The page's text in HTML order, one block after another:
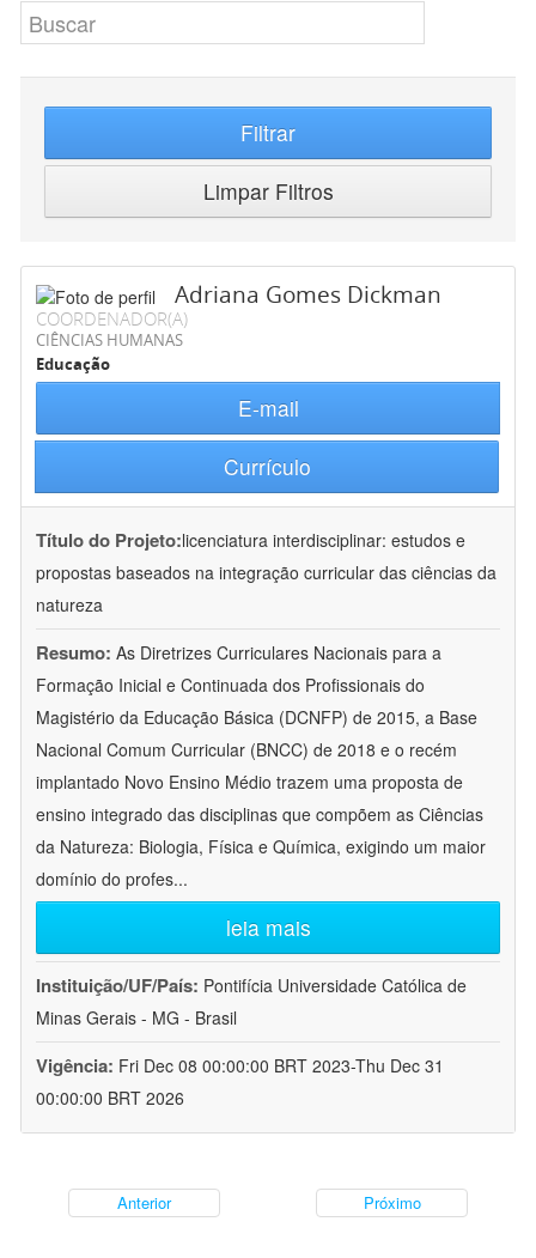
Filtrar
Limpar Filtros
Adriana Gomes Dickman
COORDENADOR(A)
CIÊNCIAS HUMANAS
Educação
E-mail
Currículo
Título do Projeto:licenciatura interdisciplinar: estudos e
propostas baseados na integração curricular das ciências da
natureza
Resumo: As Diretrizes Curriculares Nacionais para a
Formação Inicial e Continuada dos Profissionais do
Magistério da Educação Básica (DCNFP) de 2015, a Base
Nacional Comum Curricular (BNCC) de 2018 e o recém
implantado Novo Ensino Médio trazem uma proposta de
ensino integrado das disciplinas que compõem as Ciências
da Natureza: Biologia, Física e Química, exigindo um maior
domínio do profes...
leia mais
Instituição/UF/País: Pontifícia Universidade Católica de
Minas Gerais - MG - Brasil
Vigência: Fri Dec 08 00:00:00 BRT 2023-Thu Dec 31
00:00:00 BRT 2026
Anterior Próximo